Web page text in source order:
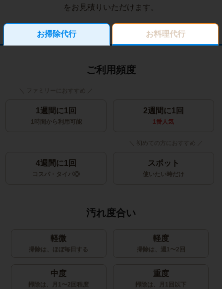
をお見積りいただけます。
お掃除代行 お料理代行
ご利用頻度
1週間に1回
1時間から利用可能
2週間に1回
1番人気
4週間に1回
コスパ・タイパ◎
スポット
使いたい時だけ
汚れ度合い
軽微
掃除は、ほぼ毎日する
軽度
掃除は、週1〜2回
中度
掃除は、月1〜2回程度
重度
掃除は、月1回以下